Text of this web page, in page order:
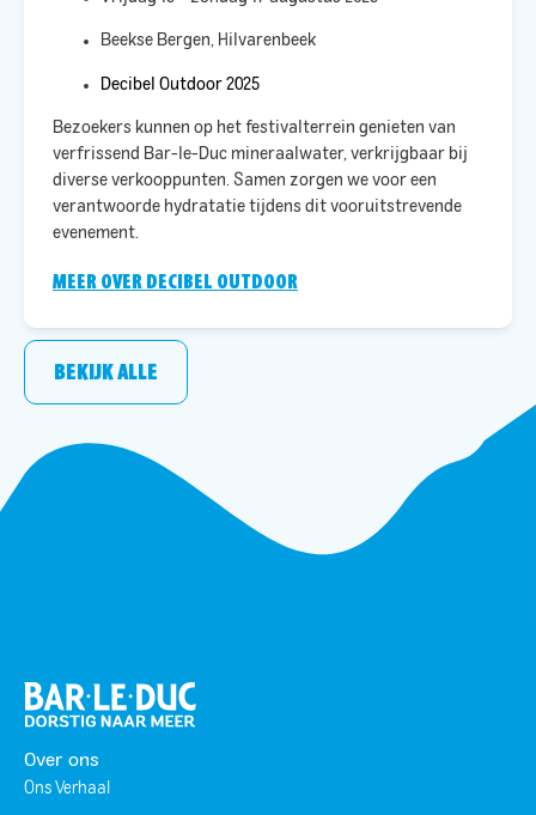
Beekse Bergen, Hilvarenbeek
Decibel Outdoor 2025
Bezoekers kunnen op het festivalterrein genieten van
verfrissend Bar-le-Duc mineraalwater, verkrijgbaar bij
diverse verkooppunten. Samen zorgen we voor een
verantwoorde hydratatie tijdens dit vooruitstrevende
evenement.
MEER OVER DECIBEL OUTDOOR
BEKIJK ALLE
Over ons
Ons Verhaal